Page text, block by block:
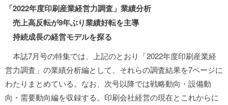
「2022年度印刷産業経営力調査」業績分析
売上高反転が9年ぶり業績好転を主導
持続成長の経営モデルを探る
本誌7月号の特集では、上記のとおり「2022年度印刷産業経
営力調査」の業績分析編として、それらの調査結果を7ページに
わたりまとめている。なお、次号以降では戦略動向・設備動
向・需要動向編を収録する。印刷会社経営の現在とこれからに